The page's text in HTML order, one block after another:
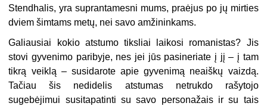
Stendhalis, yra suprantamesni mums, praėjus po jų mirties
dviem šimtams metų, nei savo amžininkams.
Galiausiai kokio atstumo tiksliai laikosi romanistas? Jis
stovi gyvenimo paribyje, nes jei jūs pasineriate į jį – į tam
tikrą veiklą – susidarote apie gyvenimą neaiškų vaizdą.
Tačiau šis nedidelis atstumas netrukdo rašytojo
sugebėjimui susitapatinti su savo personažais ir su tais